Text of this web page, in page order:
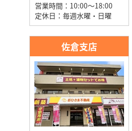
営業時間：10:00～18:00
定休日：毎週水曜・日曜
佐倉支店